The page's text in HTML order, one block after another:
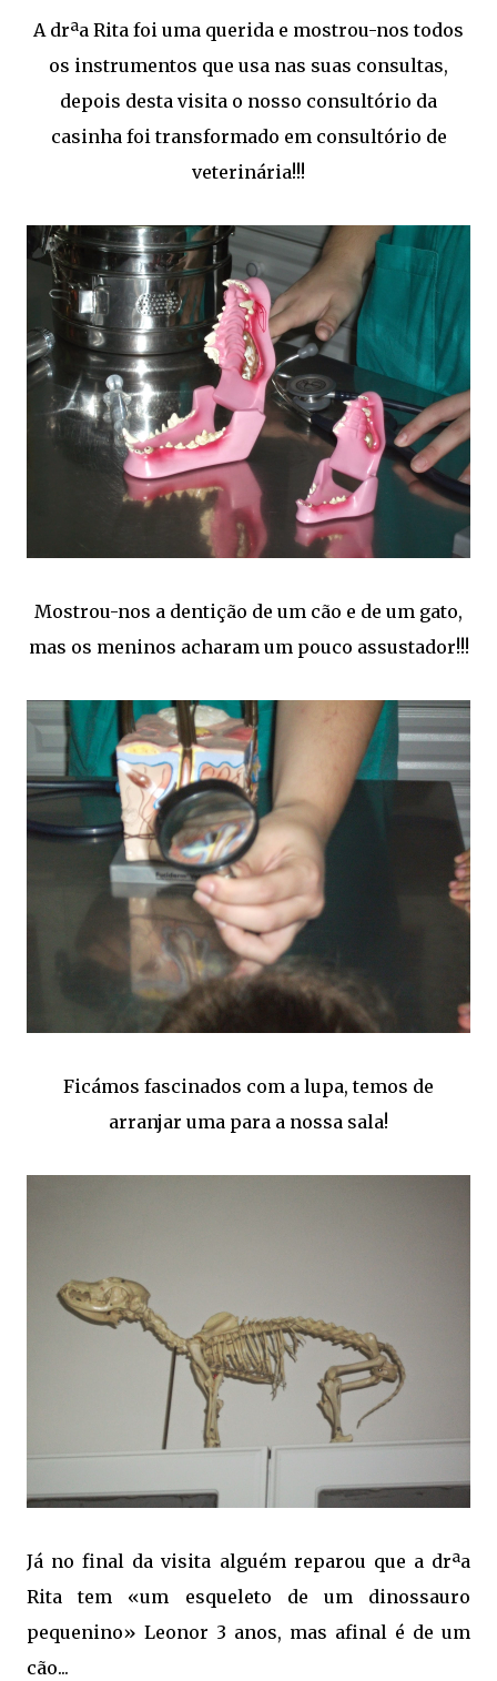
A drªa Rita foi uma querida e mostrou-nos todos
os instrumentos que usa nas suas consultas,
depois desta visita o nosso consultório da
casinha foi transformado em consultório de
veterinária!!!
Mostrou-nos a dentição de um cão e de um gato,
mas os meninos acharam um pouco assustador!!!
Ficámos fascinados com a lupa, temos de
arranjar uma para a nossa sala!
Já no final da visita alguém reparou que a drªa
Rita tem «um esqueleto de um dinossauro
pequenino» Leonor 3 anos, mas afinal é de um
cão...